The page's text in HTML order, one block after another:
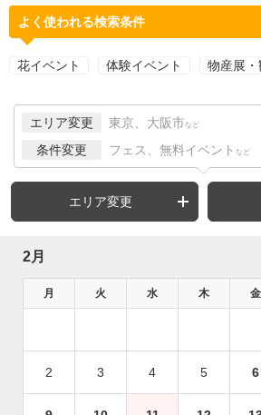
よく使われる検索条件
花イベント 体験イベント 物産展
エリア変更 東京、大阪市 など
条件変更 フェス、無料イベント など
エリア変更
2月
月 火 水 木 金
2 3 4 5 6